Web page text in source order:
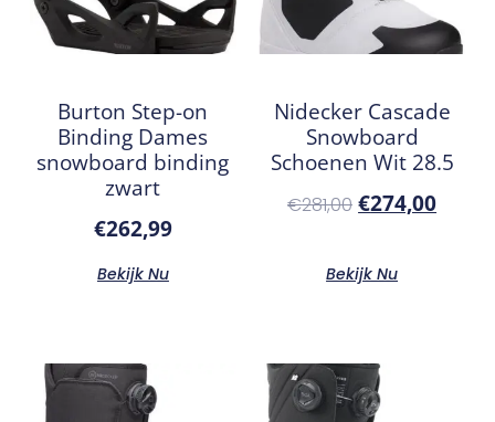
Burton Step-on
Binding Dames
snowboard binding
zwart
€262,99
Bekijk Nu
Nidecker Cascade
Snowboard
Schoenen Wit 28.5
€281,00 €274,00
Bekijk Nu